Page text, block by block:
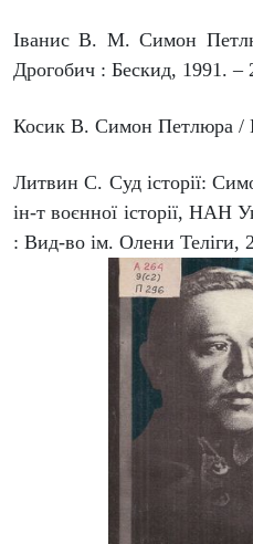
Іванис В. М. Симон
Дрогобич : Бескид, 1991. –
Косик В. Симон Петлюра /
Литвин С. Суд історії:
ін-т воєнної історії, НАН
: Вид-во ім. Олени Теліги,